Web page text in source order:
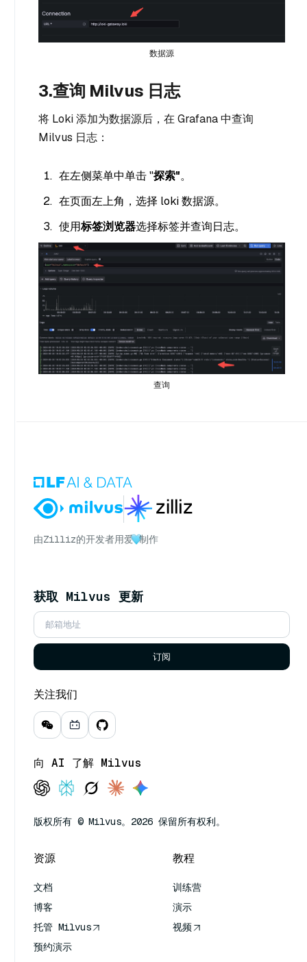
数据源
3.查询 Milvus 日志
将 Loki 添加为数据源后，在 Grafana 中查询
Milvus 日志：
在左侧菜单中单击 "探索"。
在页面左上角，选择 loki 数据源。
使用标签浏览器选择标签并查询日志。
查询
由Zilliz的开发者用爱 制作
获取 Milvus 更新
订阅
关注我们
向 AI 了解 Milvus
版权所有 © Milvus。2026 保留所有权利。
资源
文档
博客
托管 Milvus
预约演示
教程
训练营
演示
视频